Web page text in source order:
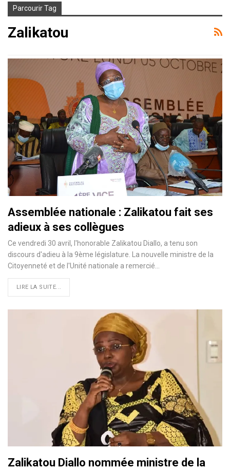
Parcourir Tag
Zalikatou
Assemblée nationale : Zalikatou fait ses
adieux à ses collègues
Ce vendredi 30 avril, l'honorable Zalikatou Diallo, a tenu son
discours d'adieu à la 9ème législature. La nouvelle ministre de la
Citoyenneté et de l'Unité nationale a remercié
LIRE LA SUITE...
Zalikatou Diallo nommée ministre de la